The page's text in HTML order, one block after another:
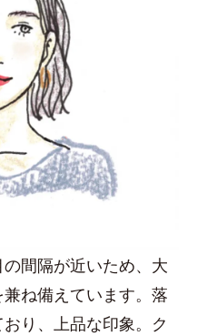
間隔が近いため、大
ね備えています。落
り、上品な印象。ク